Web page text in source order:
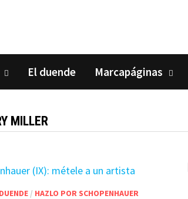
El duende Marcapáginas
MILLER
/ HAZLO POR SCHOPENHAUER